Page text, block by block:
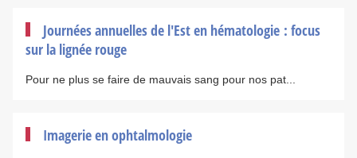
Journées annuelles de l'Est en hématologie : focus
sur la lignée rouge
Pour ne plus se faire de mauvais sang pour nos pat...
Imagerie en ophtalmologie